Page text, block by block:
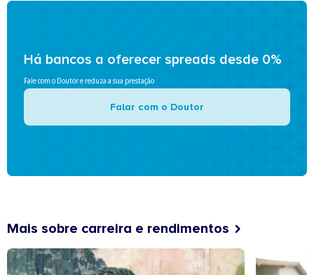
Há bancos a oferecer spreads desde 0%
Fale com o Doutor e reduza a sua prestação
Falar com o Doutor
Mais sobre carreira e rendimentos